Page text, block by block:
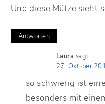
Und diese Mütze sieht
Antworten
Laura sagt:
27. Oktober
so schwierig ist
besonders mit